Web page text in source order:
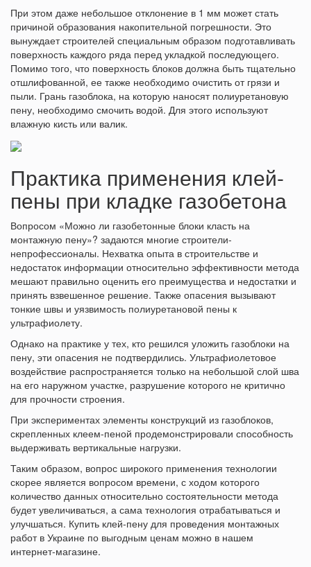
При этом даже небольшое отклонение в 1 мм может стать
причиной образования накопительной погрешности. Это
вынуждает строителей специальным образом подготавливать
поверхность каждого ряда перед укладкой последующего.
Помимо того, что поверхность блоков должна быть тщательно
отшлифованной, ее также необходимо очистить от грязи и
пыли. Грань газоблока, на которую наносят полиуретановую
пену, необходимо смочить водой. Для этого используют
влажную кисть или валик.
Практика применения клей-
пены при кладке газобетона
Вопросом «Можно ли газобетонные блоки класть на
монтажную пену»? задаются многие строители-
непрофессионалы. Нехватка опыта в строительстве и
недостаток информации относительно эффективности метода
мешают правильно оценить его преимущества и недостатки и
принять взвешенное решение. Также опасения вызывают
тонкие швы и уязвимость полиуретановой пены к
ультрафиолету.
Однако на практике у тех, кто решился уложить газоблоки на
пену, эти опасения не подтвердились. Ультрафиолетовое
воздействие распространяется только на небольшой слой шва
на его наружном участке, разрушение которого не критично
для прочности строения.
При экспериментах элементы конструкций из газоблоков,
скрепленных клеем-пеной продемонстрировали способность
выдерживать вертикальные нагрузки.
Таким образом, вопрос широкого применения технологии
скорее является вопросом времени, с ходом которого
количество данных относительно состоятельности метода
будет увеличиваться, а сама технология отрабатываться и
улучшаться. Купить клей-пену для проведения монтажных
работ в Украине по выгодным ценам можно в нашем
интернет-магазине.